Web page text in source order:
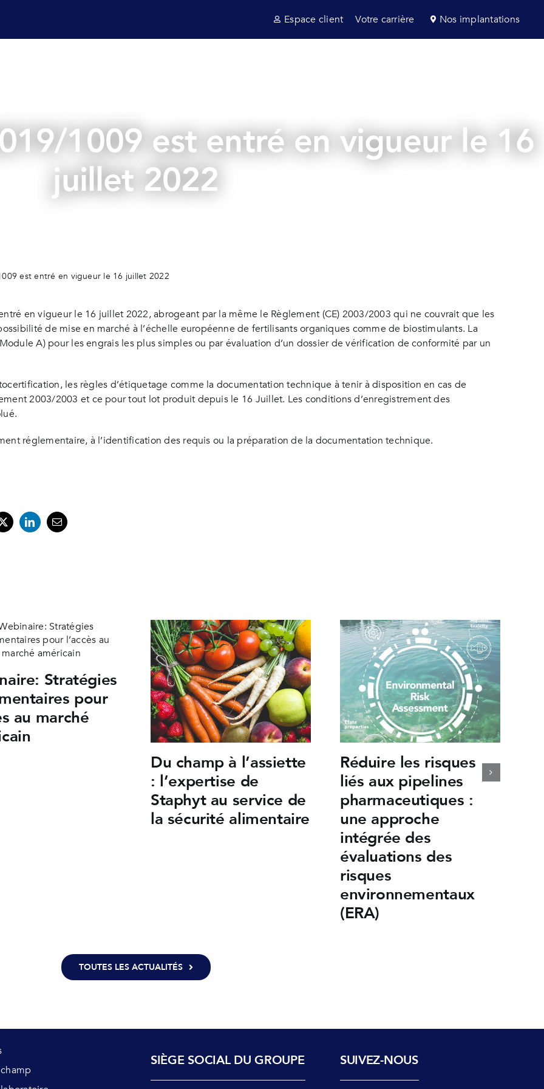
Espace client Votre carrière Nos implantations
1009 est entré en vigueur le 16
juillet 2022
est entré en vigueur le 16 juillet 2022
en vigueur le 16 juillet 2022, abrogeant par la même le Règlement (CE) 2003/2003 qui ne couvrait que les
de mise en marché à l’échelle européenne de fertilisants organiques comme de biostimulants. La
A) pour les engrais les plus simples ou par évaluation d’un dossier de vérification de conformité par un
les règles d’étiquetage comme la documentation technique à tenir à disposition en cas de
2003/2003 et ce pour tout lot produit depuis le 16 Juillet. Les conditions d’enregistrement des
réglementaire, à l’identification des requis ou la préparation de la documentation technique.
Stratégies
pour
au marché
Du champ à l’assiette
: l’expertise de
Staphyt au service de
la sécurité alimentaire
Réduire les risques
liés aux pipelines
pharmaceutiques :
une approche
intégrée des
évaluations des
risques
environnementaux
(ERA)
TOUTES LES ACTUALITÉS
SIÈGE SOCIAL DU GROUPE SUIVEZ-NOUS